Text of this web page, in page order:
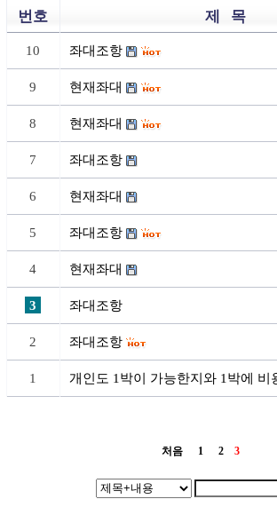
번호 제 목
10 좌대조항
9 현재좌대
8 현재좌대
7 좌대조항
6 현재좌대
5 좌대조항
4 현재좌대
3 좌대조항
2 좌대조항
1 개인도 1박이 가능한지와 1박에 비
처음 1 2 3